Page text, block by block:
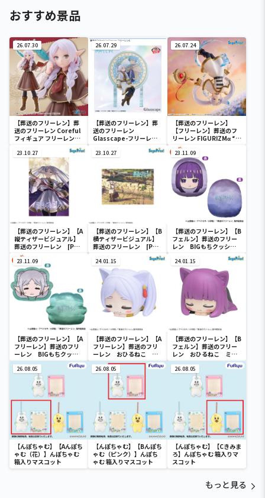
おすすめ景品
26.07.30
【葬送のフリーレン】葬
送のフリーレン Coreful
フィギュア フリーレン～
26.07.29
【葬送のフリーレン】葬
送のフリーレン
Glasscape-フリーレン
26.07.24
【葬送のフリーレン】
【フリーレン】葬送のフ
リーレン FIGURIZMα “フ
リーレン”～花舞～
23.10.27
【葬送のフリーレン】【A
縦ティザービジュアル】
葬送のフリーレン [PM]
アートクッションVol.1
23.10.27
【葬送のフリーレン】【B
横ティザービジュアル】
葬送のフリーレン [PM]
23.11.09
【葬送のフリーレン】【B
フェルン】葬送のフリー
レン BIGもちクッショ
23.11.09
【葬送のフリーレン】【A
フリーレン】葬送のフリ
ーレン BIGもちクッシ
ョン
24.01.15
【葬送のフリーレン】【A
フリーレン】葬送のフリ
ーレン おひるねこ ミ
ニフィギュア（EX）
24.01.15
【葬送のフリーレン】【B
フェルン】葬送のフリー
レン おひるねこ ミニ
フィギュア（EX）
26.08.05
【んぽちゃむ】【Aんぽち
ゃむ（花）】んぽちゃむ
箱入りマスコット
26.08.05
【んぽちゃむ】【Bんぽち
ゃむ（ピンク）】んぽち
ゃむ 箱入りマスコット
26.08.05
【んぽちゃむ】【Cきみま
ろ】んぽちゃむ 箱入りマ
スコット
もっと見る